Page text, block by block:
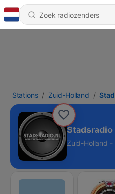
Stations Zuid-Holland
Stadsradio
Zuid-Holland -